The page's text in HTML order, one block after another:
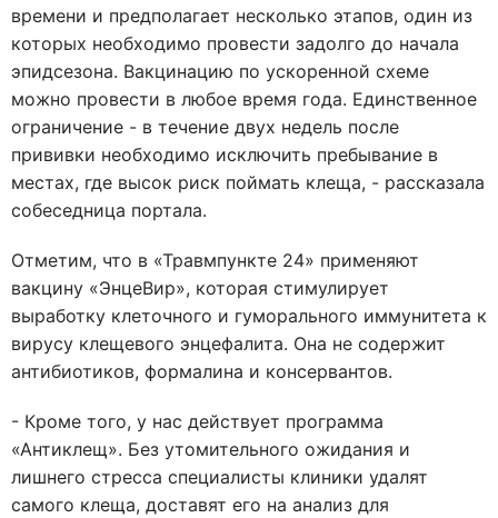
времени и предполагает несколько этапов, один из
которых необходимо провести задолго до начала
эпидсезона. Вакцинацию по ускоренной схеме
можно провести в любое время года. Единственное
ограничение - в течение двух недель после
прививки необходимо исключить пребывание в
местах, где высок риск поймать клеща, - рассказала
собеседница портала.
Отметим, что в «Травмпункте 24» применяют
вакцину «ЭнцеВир», которая стимулирует
выработку клеточного и гуморального иммунитета к
вирусу клещевого энцефалита. Она не содержит
антибиотиков, формалина и консервантов.
- Кроме того, у нас действует программа
«Антиклещ». Без утомительного ожидания и
лишнего стресса специалисты клиники удалят
самого клеща, доставят его на анализ для